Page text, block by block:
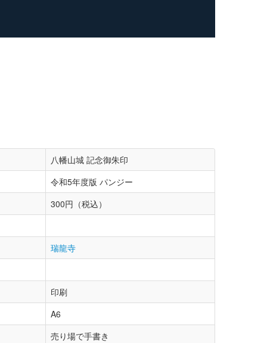
八幡山城 記念御朱印
令和5年度版 パンジー
300円（税込）
瑞龍寺
印刷
A6
売り場で手書き